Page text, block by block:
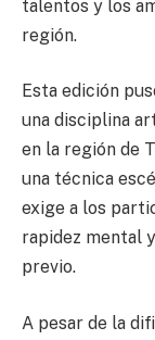
talentos y los
región.
Esta edición
una disciplina
en la región de
una técnica
exige a los
rapidez mental
previo.
A pesar de la